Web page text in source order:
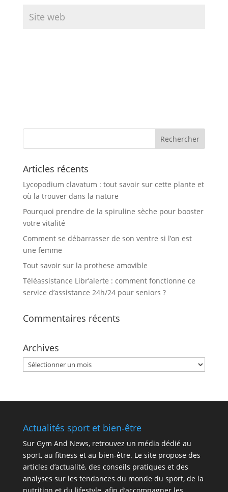
Articles récents
Lycopodium clavatum : tout savoir sur cette plante et
où la trouver dans la nature
Pourquoi prendre de la spiruline sèche pour booster
votre vitalité
Comment se débarrasser de son ventre si l’on est
une femme
Tout savoir sur la prothese amovible
Téléassistance Libr’alerte : comment fonctionne ce
service d’assistance 24h/24 pour seniors ?
Commentaires récents
Archives
Archives
Actualités sport et bien‑être
Sur Gym And News, retrouvez un média dédié au
sport, au fitness et au bien‑être. Le site propose des
articles d’actualité, des conseils pratiques et des
analyses sur les tendances du monde du sport, de la